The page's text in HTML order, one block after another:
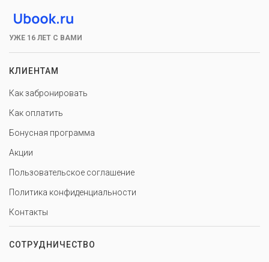
УЖЕ 16 ЛЕТ С ВАМИ
КЛИЕНТАМ
Как забронировать
Как оплатить
Бонусная программа
Акции
Пользовательское соглашение
Политика конфиденциальности
Контакты
СОТРУДНИЧЕСТВО